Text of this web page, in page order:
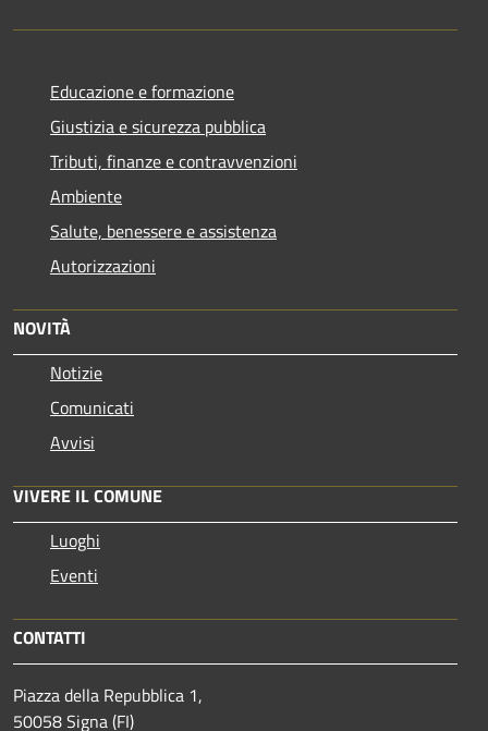
Educazione e formazione
Giustizia e sicurezza pubblica
Tributi, finanze e contravvenzioni
Ambiente
Salute, benessere e assistenza
Autorizzazioni
NOVITÀ
Notizie
Comunicati
Avvisi
VIVERE IL COMUNE
Luoghi
Eventi
CONTATTI
Piazza della Repubblica 1,
50058 Signa (FI)